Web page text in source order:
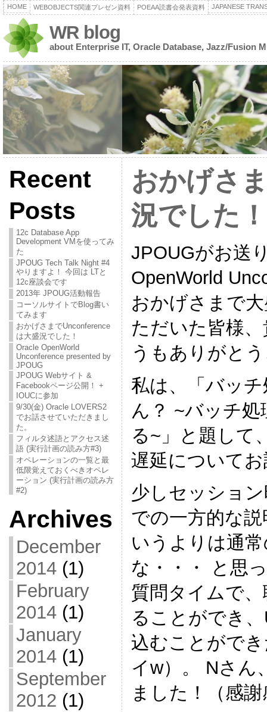
HOME WEBOBJECTS関連プレゼン資料 POEAA読書会発表資料 JAPANESE
WR blog
about Enterprise IT, Oracle Database, Jazz/Fusion
Recent
Posts
12c Database App
Development VMを使ってみ
た
JPOUG Tech Talk Night #4
やりますよ！ 今回は LTと
12c座談会です
2013年 JPOUG活動報告
コーソルサイトでBlog書い
てみます
おかげさまでUnconference
は大盛況でした！
Oracle OpenWorld
Unconference presented by
JPOUG
JPOUG Webサイト &
Facebookページ公開！ +
IOUCに参加
9/30(金) Oracle LOVERS2
でお話させていただきまし
た。
フィルタ述語とアクセス述
語 (実行計画の読み方#3)
オペレーションの一覧と最
低限覚えておくべきオペレ
ーション (実行計画の読み方
#2)
Archives
December
2014(1)
February
2014(1)
January
2014(1)
September
2012 (1)
おかげさ
況でした！
JPOUGがお送
OpenWorld
おかげさまで
ただいた皆様
うもありがと
私は、「バッ
ん？ ~バッチ
る~」と題して
遅延について
少しセッショ
での一方的な
いうよりは通
な・・・ と思
質問タイムで
ることができ
込むことがで
イw）。 Nさん
ました！（感